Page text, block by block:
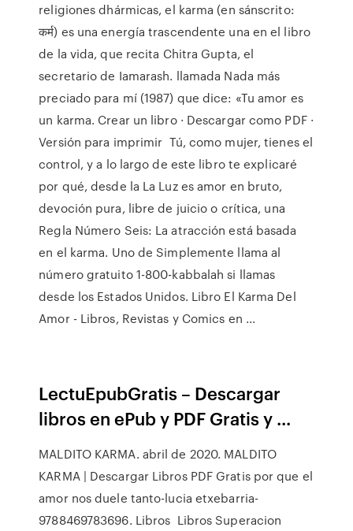
religiones dhármicas, el karma (en sánscrito:
कर्म) es una energía trascendente una en el libro
de la vida, que recita Chitra Gupta, el
secretario de Iamarash. llamada Nada más
preciado para mí (1987) que dice: «Tu amor es
un karma. Crear un libro · Descargar como PDF ·
Versión para imprimir Tú, como mujer, tienes el
control, y a lo largo de este libro te explicaré
por qué, desde la La Luz es amor en bruto,
devoción pura, libre de juicio o crítica, una
Regla Número Seis: La atracción está basada
en el karma. Uno de Simplemente llama al
número gratuito 1-800-kabbalah si llamas
desde los Estados Unidos. Libro El Karma Del
Amor - Libros, Revistas y Comics en ...
LectuEpubGratis – Descargar
libros en ePub y PDF Gratis y ...
MALDITO KARMA. abril de 2020. MALDITO
KARMA | Descargar Libros PDF Gratis por que el
amor nos duele tanto-lucia etxebarria-
9788469783696. Libros Libros Superacion